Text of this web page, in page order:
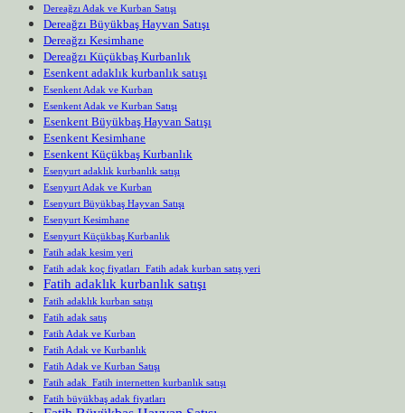
Dereağzı Adak ve Kurban Satışı
Dereağzı Büyükbaş Hayvan Satışı
Dereağzı Kesimhane
Dereağzı Küçükbaş Kurbanlık
Esenkent adaklık kurbanlık satışı
Esenkent Adak ve Kurban
Esenkent Adak ve Kurban Satışı
Esenkent Büyükbaş Hayvan Satışı
Esenkent Kesimhane
Esenkent Küçükbaş Kurbanlık
Esenyurt adaklık kurbanlık satışı
Esenyurt Adak ve Kurban
Esenyurt Büyükbaş Hayvan Satışı
Esenyurt Kesimhane
Esenyurt Küçükbaş Kurbanlık
Fatih adak kesim yeri
Fatih adak koç fiyatları Fatih adak kurban satış yeri
Fatih adaklık kurbanlık satışı
Fatih adaklık kurban satışı
Fatih adak satış
Fatih Adak ve Kurban
Fatih Adak ve Kurbanlık
Fatih Adak ve Kurban Satışı
Fatih adak Fatih internetten kurbanlık satışı
Fatih büyükbaş adak fiyatları